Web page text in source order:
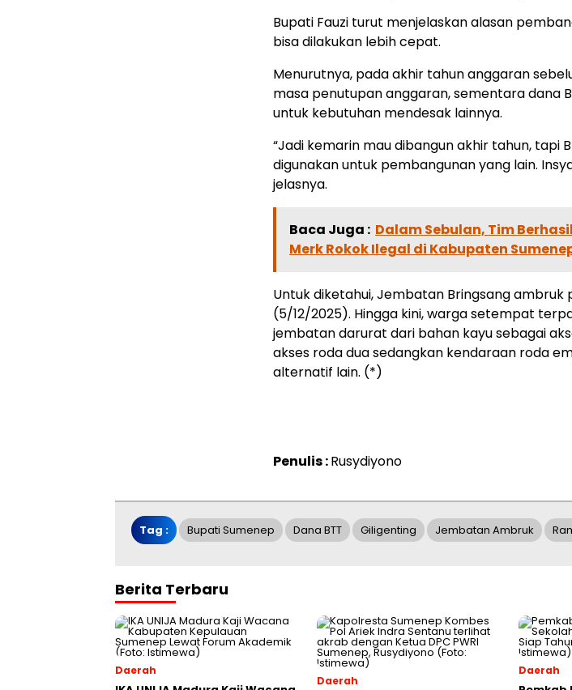
Bupati Fauzi turut menjelaskan alasan
bisa dilakukan lebih cepat.
Menurutnya, pada akhir tahun anggaran
masa penutupan anggaran, sementara dana
untuk kebutuhan mendesak lainnya.
“Jadi kemarin mau dibangun akhir tahun, tapi
digunakan untuk pembangunan yang lain.
jelasnya.
Baca Juga : Dalam Sebulan, Tim
Merk Rokok Ilegal di Kabupaten
Untuk diketahui, Jembatan Bringsang ambruk
(5/12/2025). Hingga kini, warga setempat
jembatan darurat dari bahan kayu sebagai
akses roda dua sedangkan kendaraan roda
alternatif lain. (*)
Penulis :Rusydiyono
Tag : Bupati Sumenep Dana BTT Giligenting Jembatan Ambruk
Berita Terbaru
Daerah
Daerah
Daerah